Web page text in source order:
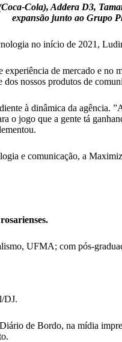
Cola), Addera D3,
expansão junto ao Grupo
no início de 2021,
de mercado e
dos nossos produtos de
à dinâmica da agência.
o jogo que a gente tá
e comunicação, a
UFMA; com pós-
DJ.
de Bordo, na mídia